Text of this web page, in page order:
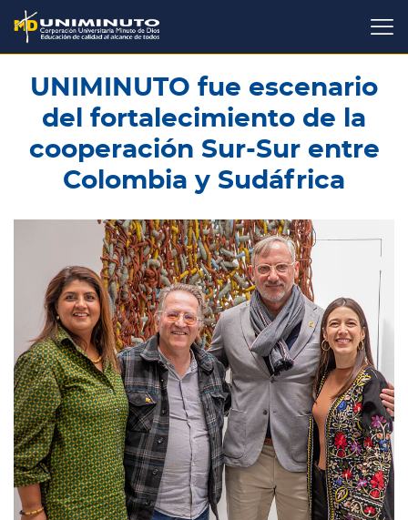
Pasar
contenido
principal
UNIMINUTO fue escenario
del fortalecimiento de la
cooperación Sur-Sur entre
Colombia y Sudáfrica